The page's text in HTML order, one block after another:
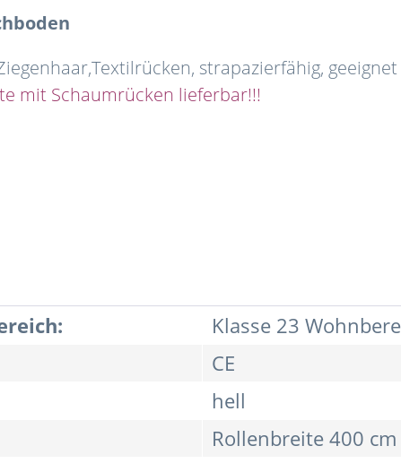
strapazierfähig,
mit Schaumrücken lieferbar!!!
Klasse 23
CE
hell
Rollenbreite 400 cm